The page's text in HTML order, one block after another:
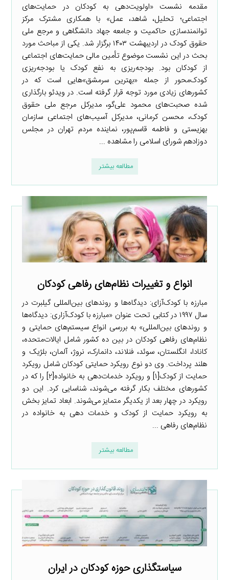
مقدمه نشست «اولویت‌دهی به کودکان در حمایت‌های
اجتماعی؛ تحلیل، شاهد، عمل» با همکاری مشترک مرکز
توانمندسازی حاکمیت و جامعه جهاد دانشگاهی و مرجع ملی
حقوق کودک در اردیبهشت ۱۴۰۳ برگزار شد. یکی از مباحث مورد
بحث در این نشست موضوع تأمین مالی حمایت‌های اجتماعی
از کودکان بود. بودجه‌ریزی به نفع کودک یا بودجه‌ریزی
کودک‌محور از جمله «بهترین سرمشق»هایی است که در
کشورهای زیادی مورد توجه قرار گرفته است. در ویدئو بارگذاری
شده صحبت‌های محمود علی‌گو، مدیرکل مرجع ملی حقوق
کودک، محسن کرمانی، مدیرکل آسیب‌های اجتماعی سازمان
بهزیستی و فاطمه قاسم‌پور، نماینده مردم تهران در مجلس
دوزادهم شورای اسلامی را مشاهده ...
مطالعه بیشتر
انواع و تغییرات نظام‌های رفاهی کودکان
مبارزه با کودک‌آزای: دیدگاه‌ها و روندهای بین‌المللی گیلبرت در
سال ۱۹۹۷ در کتابی تحت عنوان «مبارزه با کودک‌آزاری: دیدگاه‌ها
و روندهای بین‌المللی» به بررسی انواع سیستم‌های حمایتی و
نظام‌های رفاهی کودکان در بین ده کشور شامل ایالات‌متحده،
کانادا، انگلستان، سوئد، فنلاند، دانمارک، نروژ، آلمان، بلژیک و
هلند پرداخت. وی دو نوع رویکرد حمایتی کودکان شامل رویکرد
حمایت از کودک[۱] و رویکرد خدمات‌دهی به خانواده[۲] را که در
کشورهای مختلف بکار گرفته می‌شوند، شناسایی کرد. این دو
رویکرد در چهار بعد از یکدیگر متمایز می‌شوند. ابعاد تمایز بخش
به رویکرد حمایت از کودک و خدمات دهی به خانواده در
نظام‌های رفاهی ...
مطالعه بیشتر
سیاستگذاری حوزه کودکان در ایران